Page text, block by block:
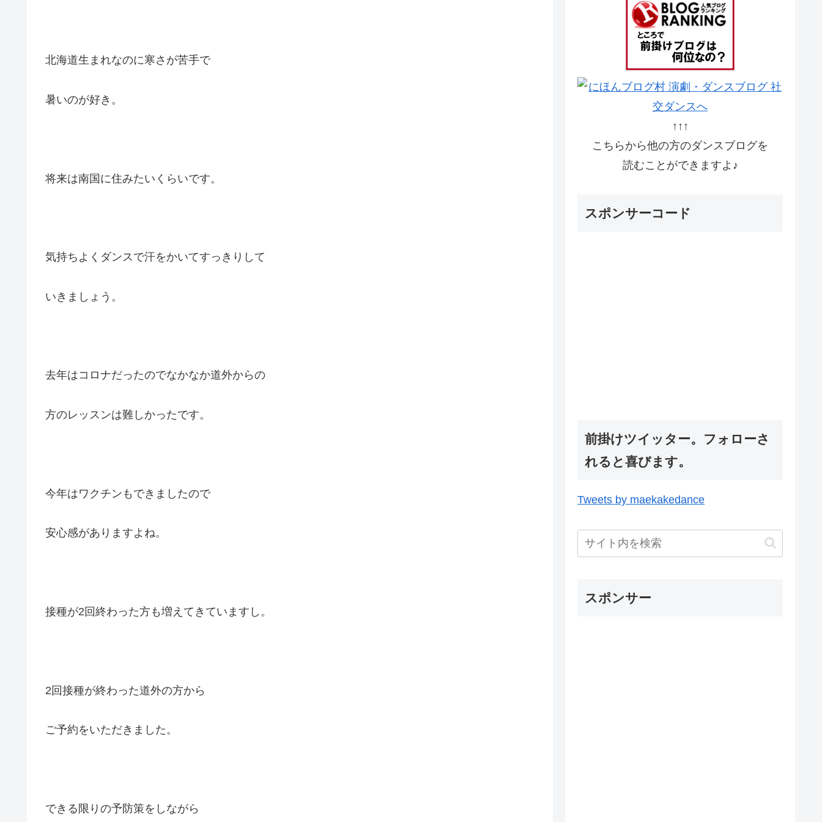
北海道生まれなのに寒さが苦手で
暑いのが好き。
将来は南国に住みたいくらいです。
気持ちよくダンスで汗をかいてすっきりして
いきましょう。
去年はコロナだったのでなかなか道外からの
方のレッスンは難しかったです。
今年はワクチンもできましたので
安心感がありますよね。
接種が2回終わった方も増えてきていますし。
2回接種が終わった道外の方から
ご予約をいただきました。
できる限りの予防策をしながら
↑↑↑
こちらから他の方のダンスブログを
読むことができますよ♪
スポンサーコード
前掛けツイッター。フォローさ
れると喜びます。
Tweets by maekakedance
スポンサー